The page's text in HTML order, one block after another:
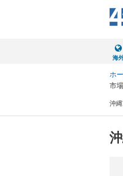
海
ホ
市
沖